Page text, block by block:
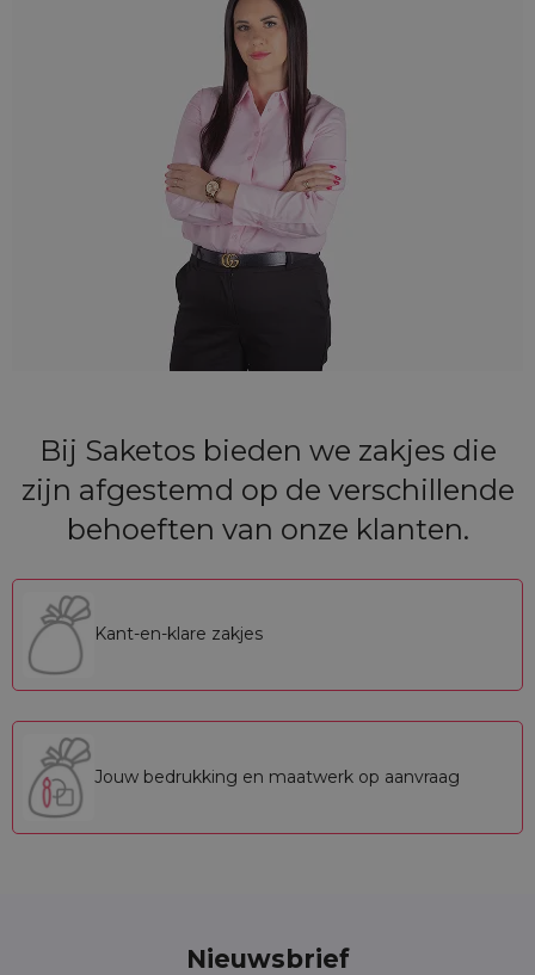
Bij Saketos bieden we zakjes die
zijn afgestemd op de verschillende
behoeften van onze klanten.
Kant-en-klare zakjes
Jouw bedrukking en maatwerk op aanvraag
Nieuwsbrief